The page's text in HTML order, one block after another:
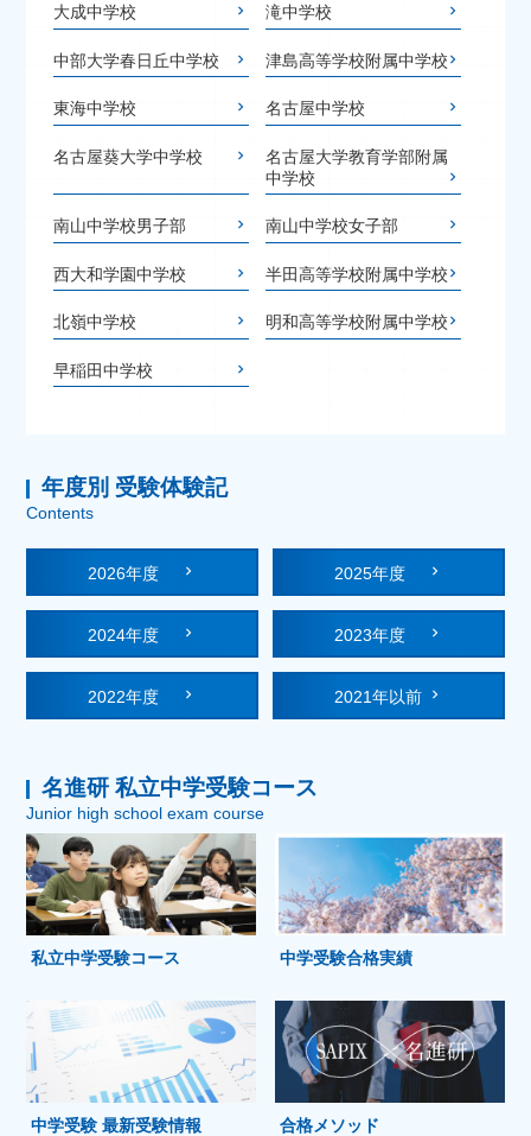
大成中学校 滝中学校
中部大学春日丘中学校 津島高等学校附属中学校
東海中学校 名古屋中学校
名古屋葵大学中学校
名古屋大学教育学部附属
中学校
南山中学校男子部 南山中学校女子部
西大和学園中学校 半田高等学校附属中学校
北嶺中学校 明和高等学校附属中学校
早稲田中学校
年度別 受験体験記
Contents
2026年度 2025年度
2024年度 2023年度
2022年度 2021年以前
名進研 私立中学受験コース
Junior high school exam course
私立中学受験コース 中学受験合格実績
中学受験 最新受験情報 合格メソッド